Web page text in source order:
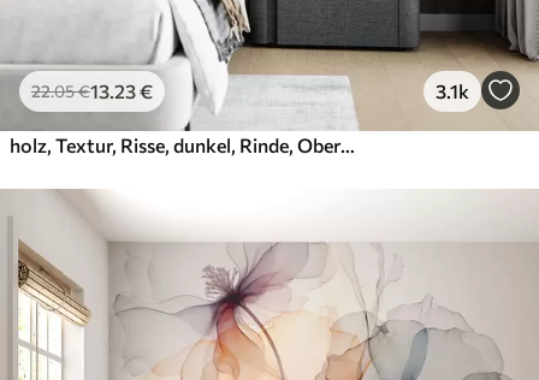
22.05€13 .23€ 3.1k